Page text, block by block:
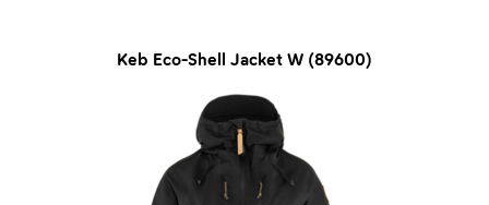
Keb Eco-Shell Jacket W (89600)